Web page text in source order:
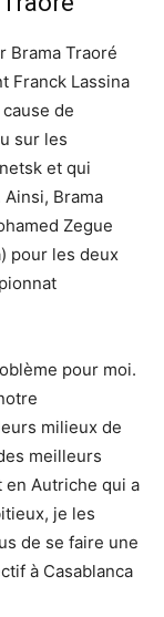
Brama Traoré
Franck Lassina
de
sur les
et qui
Brama
Zegue
) pour les deux
pour moi.
milieux de
meilleurs
en Autriche qui a
je les
de se faire une
à Casablanca